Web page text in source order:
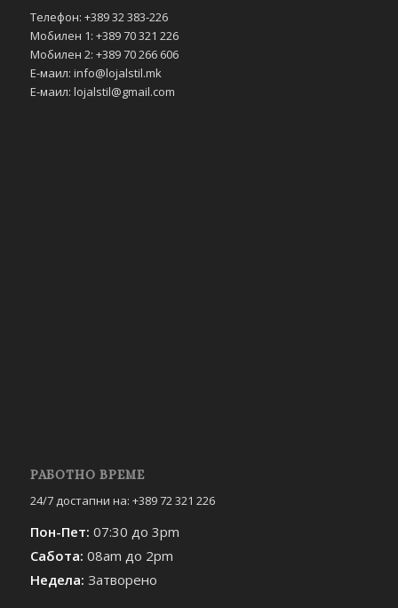
Телефон: +389 32 383-226
Мобилен 1: +389 70 321 226
Мобилен 2: +389 70 266 606
Е-маил: info@lojalstil.mk
Е-маил: lojalstil@gmail.com
РАБОТНО ВРЕМЕ
24/7 достапни на: +389 72 321 226
Пон-Пет: 07:30 до 3pm
Сабота: 08am до 2pm
Недела: Затворено